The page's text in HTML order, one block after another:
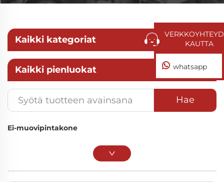
Kaikki kategoriat
Kaikki pienluokat
Hae
Ei-muovipintakone
KAUTTA
whatsapp